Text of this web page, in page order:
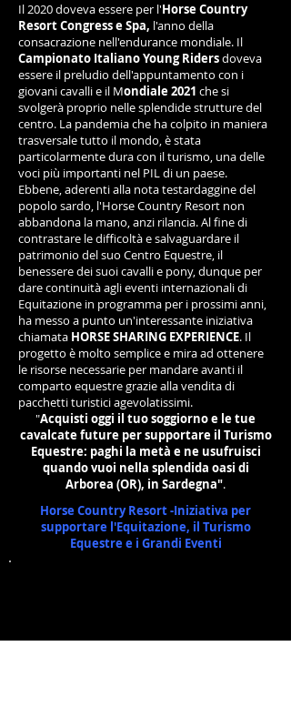
Il 2020 doveva essere per l'Horse Country
Resort Congress e Spa, l'anno della
consacrazione nell'endurance mondiale. Il
Campionato Italiano Young Ridersdoveva
essere il preludio dell'appuntamento con i
giovani cavalli e il Mondiale 2021 che si
svolgerà proprio nelle splendide strutture del
centro. La pandemia che ha colpito in maniera
trasversale tutto il mondo, è stata
particolarmente dura con il turismo, una delle
voci più importanti nel PIL di un paese.
Ebbene, aderenti alla nota testardaggine del
popolo sardo, l'Horse Country Resort non
abbandona la mano, anzi rilancia. Al fine di
contrastare le difficoltà e salvaguardare il
patrimonio del suo Centro Equestre, il
benessere dei suoi cavalli e pony, dunque per
dare continuità agli eventi internazionali di
Equitazione in programma per i prossimi anni,
ha messo a punto un'interessante iniziativa
chiamata HORSE SHARING EXPERIENCE. Il
progetto è molto semplice e mira ad ottenere
le risorse necessarie per mandare avanti il
comparto equestre grazie alla vendita di
pacchetti turistici agevolatissimi.
"Acquisti oggi il tuo soggiorno e le tue
cavalcate future per supportare il Turismo
Equestre: paghi la metà e ne usufruisci
quando vuoi nella splendida oasi di
Arborea (OR), in Sardegna".
Horse Country Resort -Iniziativa per
supportare l'Equitazione, il Turismo
Equestre e i Grandi Eventi